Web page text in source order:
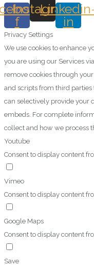
f
Instagram
in
Privacy Settings
We use cookies to enhance
you are using our Services
remove cookies through
and scripts from third
can selectively provide your
embeds. For complete
collect and how we process
Youtube
Consent to display content
Vimeo
Consent to display content
Google Maps
Consent to display content
Save